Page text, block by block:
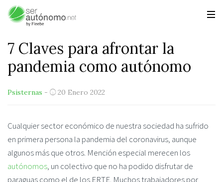
7 Claves para afrontar la
pandemia como autónomo
Psisternas - 20 Enero 2022
Cualquier sector económico de nuestra sociedad ha sufrido
en primera persona la pandemia del coronavirus, aunque
algunos más que otros. Mención especial merecen los
autónomos, un colectivo que no ha podido disfrutar de
paraguas como el de los ERTE. Muchos trabajadores por